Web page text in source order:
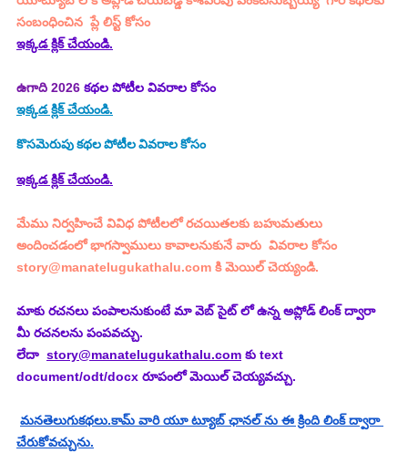
సంబంధించిన  ప్లే లిస్ట్ కోసం
ఇక్కడ క్లిక్ చేయండి.
ఉగాది 2026 కథల పోటీల వివరాల కోసం
ఇక్కడ క్లిక్ చేయండి.
కొసమెరుపు కథల పోటీల వివరాల కోసం
ఇక్కడ క్లిక్ చేయండి.
మేము నిర్వహించే వివిధ పోటీలలో రచయితలకు బహుమతులు
అందించడంలో భాగస్వాములు కావాలనుకునే వారు  వివరాల కోసం
story@manatelugukathalu.com కి మెయిల్ చెయ్యండి.
మాకు రచనలు పంపాలనుకుంటే మా వెబ్ సైట్ లో ఉన్న అప్లోడ్ లింక్ ద్వారా
మీ రచనలను పంపవచ్చు.
లేదా story@manatelugukathalu.com కు text
document/odt/docx రూపంలో మెయిల్ చెయ్యవచ్చు.
మనతెలుగుకథలు.కామ్ వారి యూ ట్యూబ్ ఛానల్ ను ఈ క్రింది లింక్ ద్వారా
చేరుకోవచ్చును.